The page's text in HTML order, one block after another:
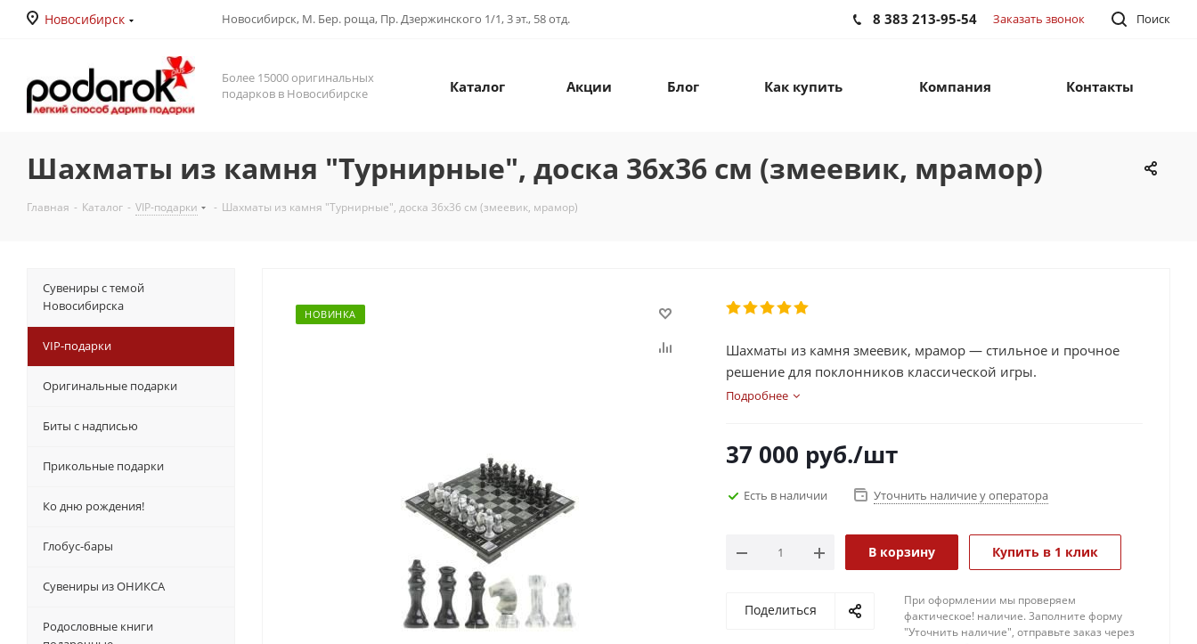
Новосибирск Новосибирск, М. Бер. роща, Пр. Дзержинского 1/1, 3 эт., 58 отд. Поиск
8 383 213-95-54 Заказать звонок
Более 15000 оригинальных
подарков в Новосибирске
Каталог Акции Блог Как купить Компания Контакты
Шахматы из камня "Турнирные", доска 36х36 см (змеевик, мрамор)
Главная - Каталог - VIP-подарки - Шахматы из камня "Турнирные", доска 36х36 см (змеевик, мрамор)
НОВИНКА
Шахматы из камня змеевик, мрамор — стильное и прочное
решение для поклонников классической игры.
Подробнее
37 000 руб./шт
Есть в наличии Уточнить наличие у оператора
В корзину Купить в 1 клик
Поделиться
При оформлении мы проверяем
фактическое! наличие. 3аполните форму
"Уточнить наличие", отправьте заказ через
Сувениры с темой
Новосибирска
VIP-подарки
Оригинальные подарки
Биты с надписью
Прикольные подарки
Ко дню рождения!
Глобус-бары
Сувениры из ОНИКСА
Родословные книги